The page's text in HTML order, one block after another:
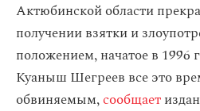
Актюбинской области
получении взятки и
положением, начатое в 1996
Куаныш Шегреев все это
обвиняемым,сообщает